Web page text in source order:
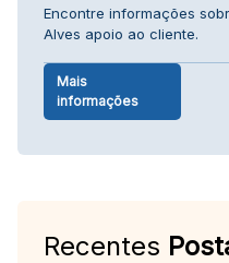
Encontre informações
Alves apoio ao cliente.
Mais
informações
Recentes